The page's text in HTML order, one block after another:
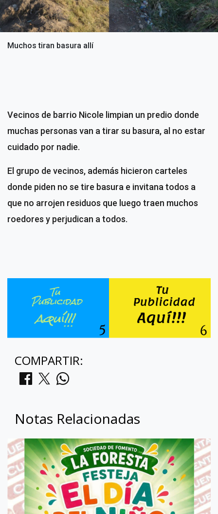
Muchos tiran basura allí
Vecinos de barrio Nicole limpian un predio donde
muchas personas van a tirar su basura, al no estar
cuidado por nadie.
El grupo de vecinos, además hicieron carteles
donde piden no se tire basura e invitana todos a
que no arrojen residuos que luego traen muchos
roedores y perjudican a todos.
COMPARTIR:
Notas Relacionadas